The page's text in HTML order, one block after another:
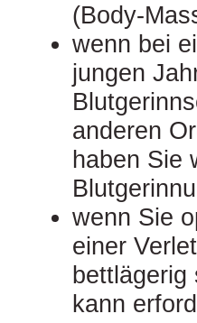
wenn bei
jungen
anderen
haben Sie
wenn Sie
einer
kann